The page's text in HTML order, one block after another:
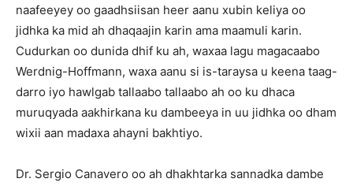
naafeeyey oo gaadhsiisan heer aanu xubin keliya oo
jidhka ka mid ah dhaqaajin karin ama maamuli karin.
Cudurkan oo dunida dhif ku ah, waxaa lagu magacaabo
Werdnig-Hoffmann, waxa aanu si is-taraysa u keena taag-
darro iyo hawlgab tallaabo tallaabo ah oo ku dhaca
muruqyada aakhirkana ku dambeeya in uu jidhka oo dham
wixii aan madaxa ahayni bakhtiyo.
Dr. Sergio Canavero oo ah dhakhtarka sannadka dambe